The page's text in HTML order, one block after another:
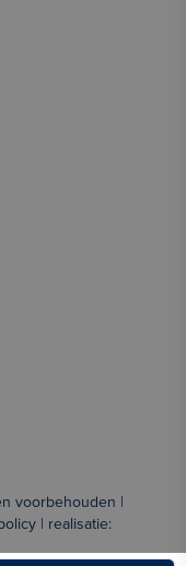
voorbehouden |
| realisatie: